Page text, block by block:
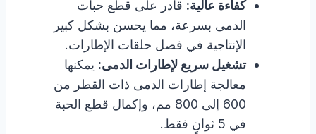
كفاءة عالية: قادر على قطع حبات
الدمى بسرعة، مما يحسن بشكل كبير
الإنتاجية في فصل حلقات الإطارات.
تشغيل سريع لإطارات الدمى: يمكنها
معالجة إطارات الدمى ذات القطر من
600 إلى 800 مم، وإكمال قطع الحبة
في 5 ثوانٍ فقط.